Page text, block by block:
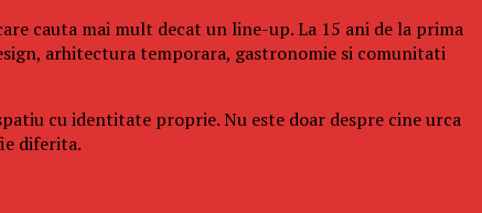
cauta mai mult decat un line-up. La 15 ani de la prima
arhitectura temporara, gastronomie si comunitati
cu identitate proprie. Nu este doar despre cine urca
diferita.